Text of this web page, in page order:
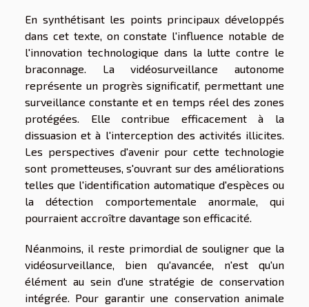
En synthétisant les points principaux développés
dans cet texte, on constate l'influence notable de
l'innovation technologique dans la lutte contre le
braconnage. Lavidéosurveillance autonome
représente un progrès significatif, permettant une
surveillance constante et en temps réel des zones
protégées. Elle contribue efficacement à la
dissuasion et à l'interception des activités illicites.
Les perspectives d'avenirpour cette technologie
sont prometteuses, s'ouvrant sur des améliorations
telles que l'identification automatique d'espèces ou
la détection comportementale anormale, qui
pourraient accroître davantage son efficacité.
Néanmoins, il reste primordial de souligner que la
vidéosurveillance, bien qu'avancée, n'est qu'un
élément au sein d'unestratégie de conservation
intégrée. Pour garantir une conservation animale